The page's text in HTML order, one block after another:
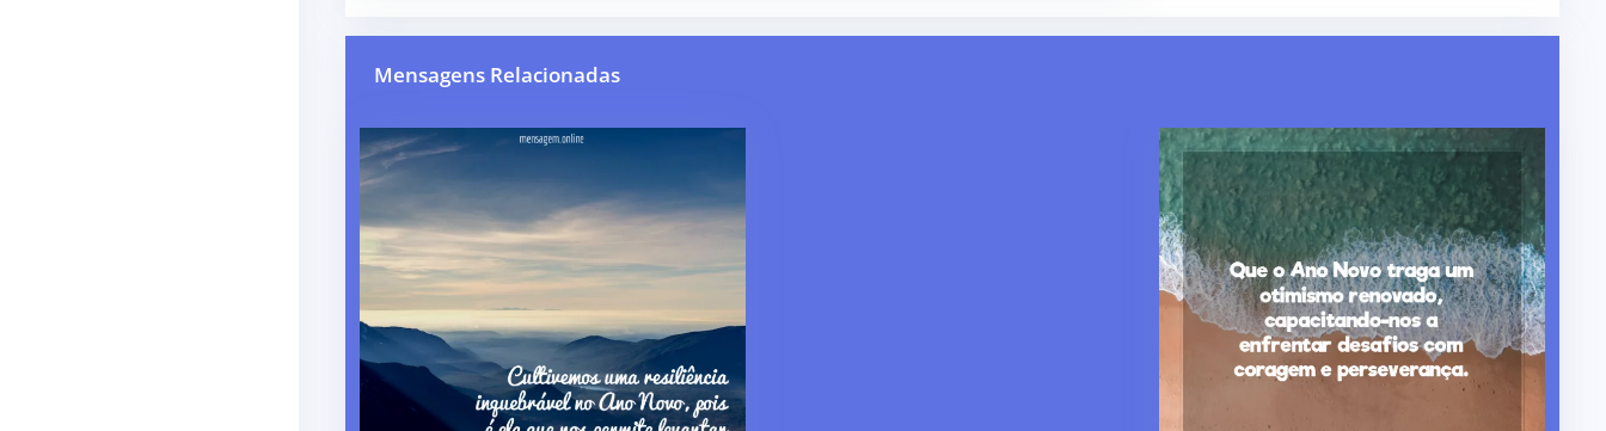
Mensagens Relacionadas